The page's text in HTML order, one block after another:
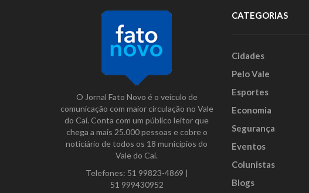
O Jornal Fato Novo é o veículo de
comunicação com maior circulação no Vale
do Caí. Conta com um público leitor que
chega a mais 25.000 pessoas e cobre o
noticiário de todos os 18 municípios do
Vale do Caí.
Telefones: 51 99823-4869 |
51 999430952
CATEGORIAS
Cidades
Pelo Vale
Esportes
Economia
Segurança
Eventos
Colunistas
Blogs